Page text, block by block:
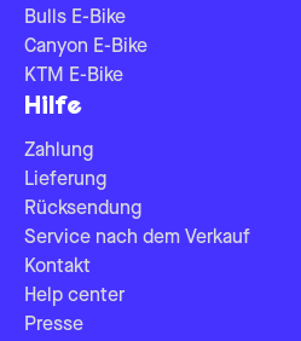
Bulls E-Bike
Canyon E-Bike
KTM E-Bike
Hilfe
Zahlung
Lieferung
Rücksendung
Service nach dem Verkauf
Kontakt
Help center
Presse